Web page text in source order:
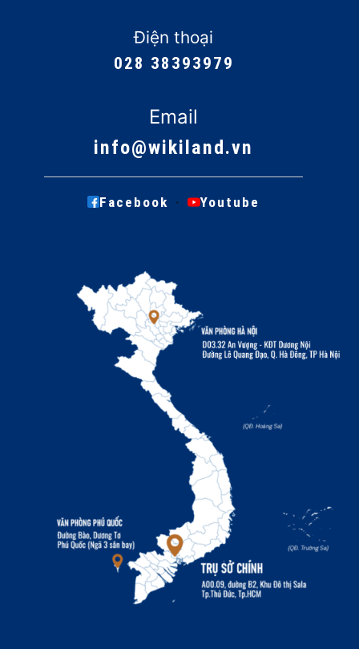
Điện thoại
028 38393979
Email
info@wikiland.vn
Facebook · Youtube